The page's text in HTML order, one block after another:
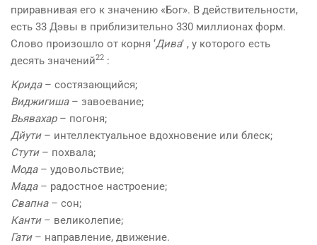
приравнивая его к значению «Бог». В действительности,
есть 33 Дэвы в приблизительно 330 миллионах форм.
Слово произошло от корня ‘Дива’ , у которого есть
десять значений22 :
Крида – состязающийся;
Виджигиша – завоевание;
Вьявахар – погоня;
Дйути – интеллектуальное вдохновение или блеск;
Стути – похвала;
Мода – удовольствие;
Мада – радостное настроение;
Свапна – сон;
Канти – великолепие;
Гати – направление, движение.